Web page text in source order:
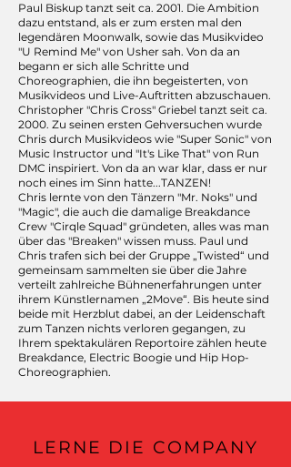
Paul Biskup tanzt seit ca. 2001. Die Ambition
dazu entstand, als er zum ersten mal den
legendären Moonwalk, sowie das Musikvideo
"U Remind Me" von Usher sah. Von da an
begann er sich alle Schritte und
Choreographien, die ihn begeisterten, von
Musikvideos und Live-Auftritten abzuschauen.
Christopher "Chris Cross" Griebel tanzt seit ca.
2000. Zu seinen ersten Gehversuchen wurde
Chris durch Musikvideos wie "Super Sonic" von
Music Instructor und "It's Like That" von Run
DMC inspiriert. Von da an war klar, dass er nur
noch eines im Sinn hatte...TANZEN!
Chris lernte von den Tänzern "Mr. Noks" und
"Magic", die auch die damalige Breakdance
Crew "Cirqle Squad" gründeten, alles was man
über das "Breaken" wissen muss. Paul und
Chris trafen sich bei der Gruppe „Twisted“ und
gemeinsam sammelten sie über die Jahre
verteilt zahlreiche Bühnenerfahrungen unter
ihrem Künstlernamen „2Move“. Bis heute sind
beide mit Herzblut dabei, an der Leidenschaft
zum Tanzen nichts verloren gegangen, zu
Ihrem spektakulären Reportoire zählen heute
Breakdance, Electric Boogie und Hip Hop-
Choreographien.
LERNE DIE COMPANY